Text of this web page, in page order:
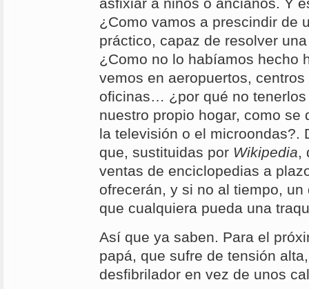
asfixiar a niños o ancianos. Y
¿Como vamos a prescindir de
práctico, capaz de resolver
¿Como no lo habíamos hecho
vemos en aeropuertos,
oficinas… ¿por qué no
nuestro propio hogar, como se
la televisión o el microondas?.
que, sustituidas por Wikipedia,
ventas de enciclopedias a
ofrecerán, y si no al tiempo,
que cualquiera pueda una
Así que ya saben. Para el
papá, que sufre de tensión
desfibrilador en vez de unos